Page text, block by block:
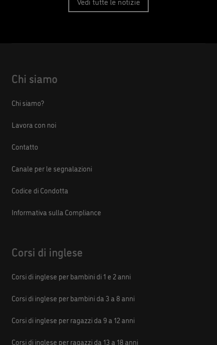
Chi siamo
Chi siamo?
Lavora con noi
Contatto
Canale per le segnalazioni
Codice di Condotta
Informativa sulla Compliance
Corsi di inglese
Corsi di inglese per bambini di 1 e 2 anni
Corsi di inglese per bambini da 3 a 8 anni
Corsi di inglese per ragazzi da 9 a 12 anni
Corsi di inglese per ragazzi da 13 a 18 anni